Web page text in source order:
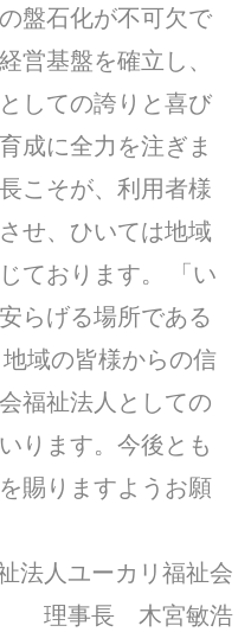
盤石化が不可欠で
営基盤を確立し、
しての誇りと喜び
成に全力を注ぎま
こそが、利用者様
せ、ひいては地域
ております。 「い
らげる場所である
域の皆様からの信
福祉法人としての
ります。今後とも
賜りますようお願
法人ユーカリ福祉会
理事長 木宮敏浩